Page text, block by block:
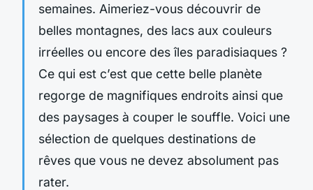
semaines. Aimeriez-vous découvrir de
belles montagnes, des lacs aux couleurs
irréelles ou encore des îles paradisiaques ?
Ce qui est c’est que cette belle planète
regorge de magnifiques endroits ainsi que
des paysages à couper le souffle. Voici une
sélection de quelques destinations de
rêves que vous ne devez absolument pas
rater.